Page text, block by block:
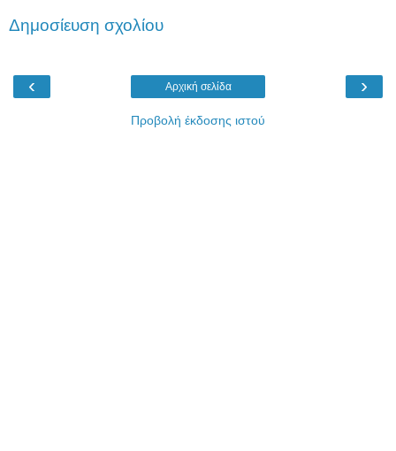
Δημοσίευση σχολίου
‹ ›
Αρχική σελίδα
Προβολή έκδοσης ιστού